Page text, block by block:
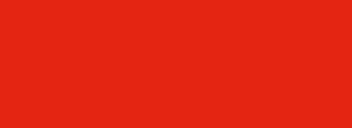
[Wiersze